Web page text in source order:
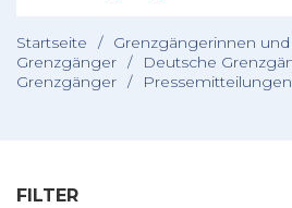
Startseite /
Grenzgängerinnen und
Grenzgänger /
Deutsche
Grenzgänger / Pressemitteilungen
FILTER